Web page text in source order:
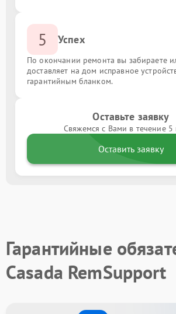
5 Успех
По окончании ремонта вы забираете
доставляет на дом исправное
гарантийным бланком.
Оставьте заявку
Свяжемся с Вами в течение 5
Оставить заявку
Гарантийные
Casada RemSupport